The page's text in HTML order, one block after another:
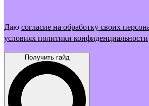
Даю согласие на обработку своих
условиях политики конфиденциальности
Получить гайд